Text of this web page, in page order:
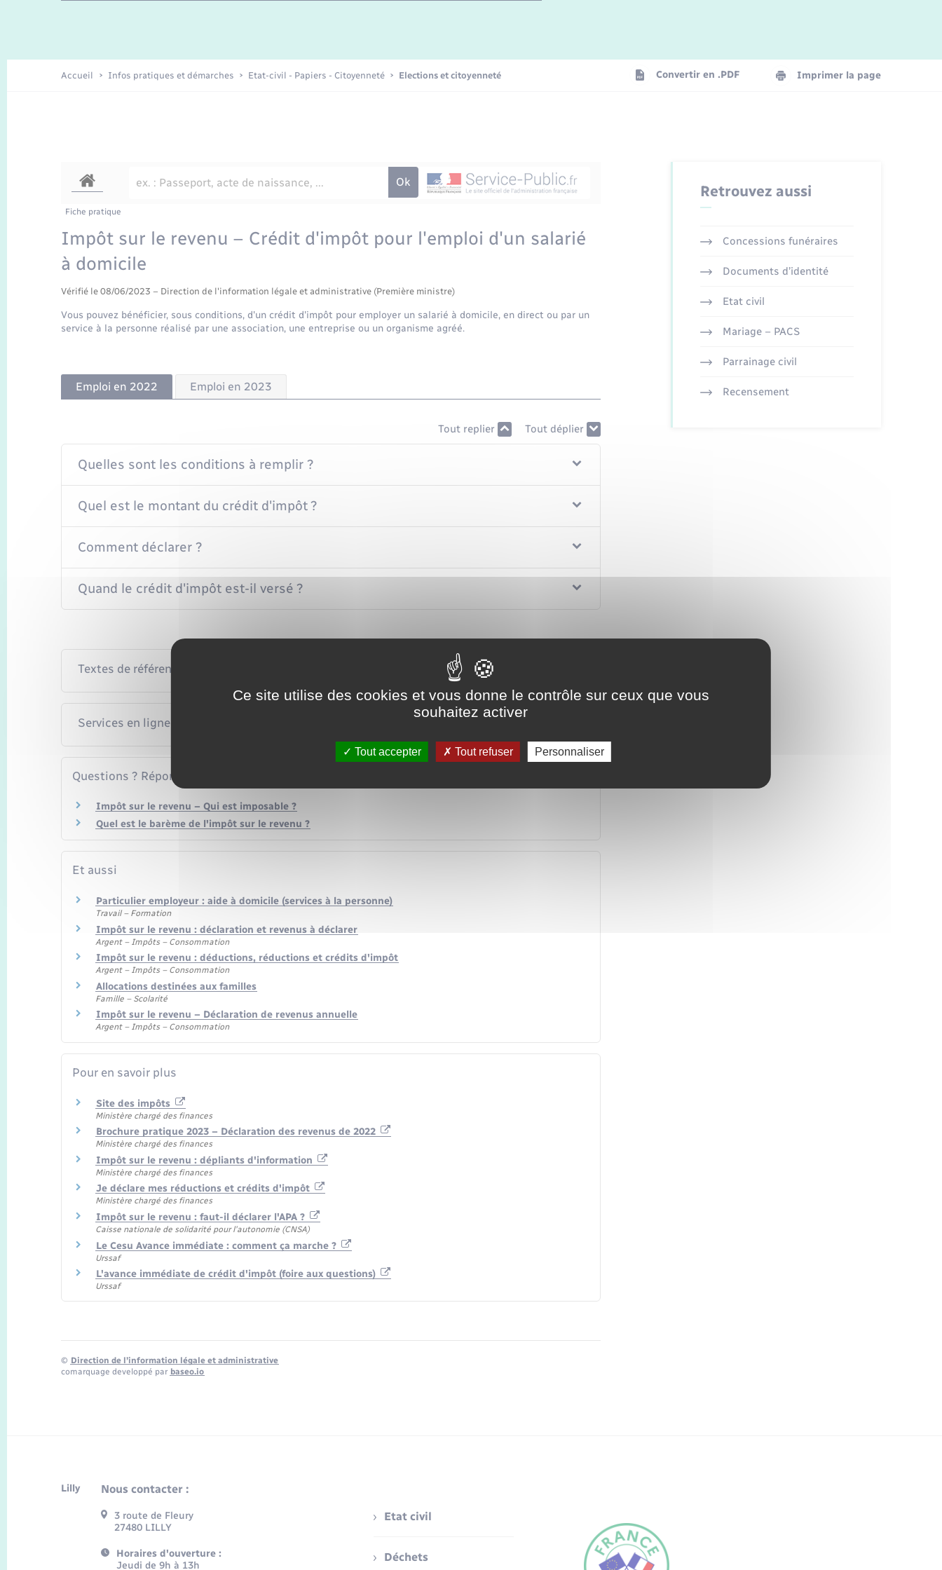
Enfants – Jeunes
Accueil Infos pratiques et démarches Etat-civil - Papiers - Citoyenneté Elections et citoyenneté Convertir en .PDF Imprimer la page
Fiche pratique
Impôt sur le revenu – Crédit d'impôt pour l'emploi d'un salarié
à domicile
Vérifié le 08/06/2023 – Direction de l'information légale et administrative (Première ministre)
Vous pouvez bénéficier, sous conditions, d'un crédit d'impôt pour employer un salarié à domicile, en direct ou par un
service à la personne réalisé par une association, une entreprise ou un organisme agréé.
Emploi en 2022 Emploi en 2023
Tout replier Tout déplier
Quelles sont les conditions à remplir ?
Quel est le montant du crédit d'impôt ?
Comment déclarer ?
Quand le crédit d'impôt est-il versé ?
Textes de référence
Services en ligne et formulaires
Questions ? Réponses !
Impôt sur le revenu – Qui est imposable ?
Quel est le barème de l'impôt sur le revenu ?
Et aussi
Particulier employeur : aide à domicile (services à la personne)
Travail – Formation
Impôt sur le revenu : déclaration et revenus à déclarer
Argent – Impôts – Consommation
Impôt sur le revenu : déductions, réductions et crédits d'impôt
Argent – Impôts – Consommation
Allocations destinées aux familles
Famille – Scolarité
Impôt sur le revenu – Déclaration de revenus annuelle
Argent – Impôts – Consommation
Pour en savoir plus
Site des impôts
Ministère chargé des finances
Brochure pratique 2023 – Déclaration des revenus de 2022
Ministère chargé des finances
Impôt sur le revenu : dépliants d'information
Ministère chargé des finances
Je déclare mes réductions et crédits d'impôt
Ministère chargé des finances
Impôt sur le revenu : faut-il déclarer l'APA ?
Caisse nationale de solidarité pour l'autonomie (CNSA)
Le Cesu Avance immédiate : comment ça marche ?
Urssaf
L'avance immédiate de crédit d'impôt (foire aux questions)
Urssaf
© Direction de l’information légale et administrative
comarquage developpé par baseo.io
Retrouvez aussi
Concessions funéraires
Documents d’identité
Etat civil
Mariage – PACS
Parrainage civil
Recensement
Lilly Nous contacter :
3 route de Fleury
27480 LILLY
Horaires d'ouverture :
Jeudi de 9h à 13h
Etat civil
Déchets
Ce site utilise des cookies et vous donne le contrôle sur ceux que vous
souhaitez activer
Tout accepter Tout refuser Personnaliser